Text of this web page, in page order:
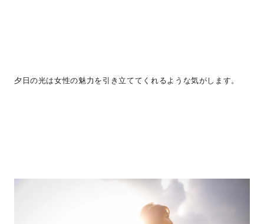
夕日の光は女性の魅力を引き立ててくれるような気がします。